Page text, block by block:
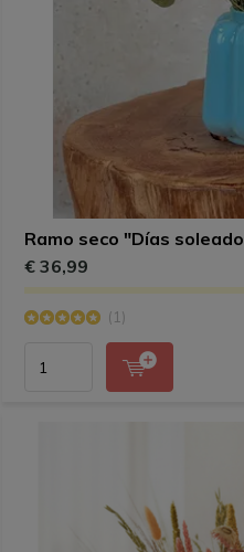
Ramo seco "Días
€ 36,99
(1)